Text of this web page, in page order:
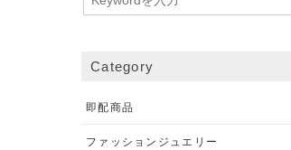
Category
即配商品
ファッションジュエリー